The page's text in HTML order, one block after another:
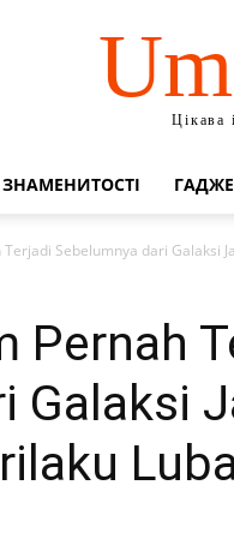
Цікава
ЗНАМЕНИТОСТІ
Sebelumnya dari Galaksi
Pernah
Galaksi